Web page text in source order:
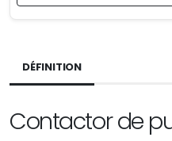
DÉFINITION
Contactor de